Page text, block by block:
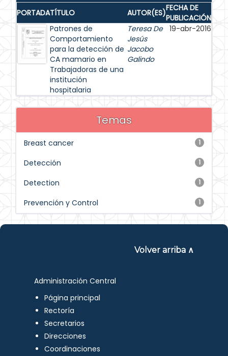
PORTADATÍTULO AUTOR(ES)FECHA DE
PUBLICACIÓN
Patrones de
Comportamiento
para la detección de
CA mamario en
Trabajadoras de una
institución
hospitalaria
Teresa De
Jesús
Jacobo
Galindo
19-abr-2016
Temas
1
Breast cancer
1
Detección
1
Detection
1
Prevención y Control
Volver arriba ∧
Administración Central
Página principal
Rectoría
Secretarios
Direcciones
Coordinaciones